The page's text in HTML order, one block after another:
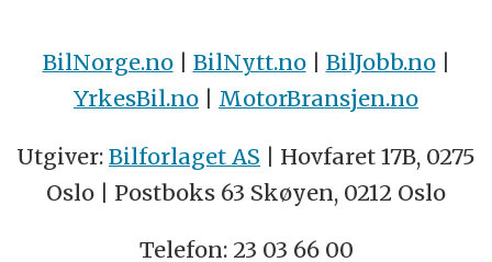
BilNorge.no| BilNytt.no| BilJobb.no|
YrkesBil.no | MotorBransjen.no
Utgiver: Bilforlaget AS | Hovfaret 17B, 0275
Oslo | Postboks 63 Skøyen, 0212 Oslo
Telefon: 23 03 66 00